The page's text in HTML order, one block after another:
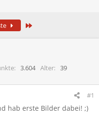
3.604 Alter
39
#1
hab erste Bilder dabei! ;)